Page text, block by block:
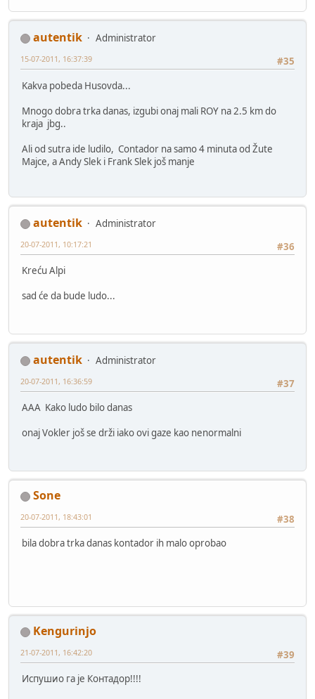
autentik
Administrator
#35
15-07-2011, 16:37:39
Kakva pobeda Husovda...
Mnogo dobra trka danas, izgubi onaj mali ROY na 2.5 km do
kraja jbg..
Ali od sutra ide ludilo, Contador na samo 4 minuta od Žute
Majce, a Andy Slek i Frank Slek još manje
autentik
Administrator
#36
20-07-2011, 10:17:21
Kreću Alpi
sad će da bude ludo...
autentik
Administrator
#37
20-07-2011, 16:36:59
AAA Kako ludo bilo danas
onaj Vokler još se drži iako ovi gaze kao nenormalni
Sone
#38
20-07-2011, 18:43:01
bila dobra trka danas kontador ih malo oprobao
Kengurinjo
#39
21-07-2011, 16:42:20
Испушио га је Контадор!!!!